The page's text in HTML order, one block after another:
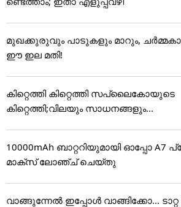
മുഖക്കുരുവും പാടുകളും മാറും,
ഈ ഇല മതി!
കിറ്റെത്തി കിറ്റെത്തി സപ്ലൈകോയുടെ
കിറ്റെത്തി;വിലയും സാധനങ്ങളും...
10000mAh ബാറ്ററിയുമായി ഓപ്പോ A7
മാക്സ് ലോഞ്ച് ചെയ്തു
വാങ്ങുന്നേൽ ഇപ്പോൾ വാങ്ങിക്കോ... ടാറ്റ